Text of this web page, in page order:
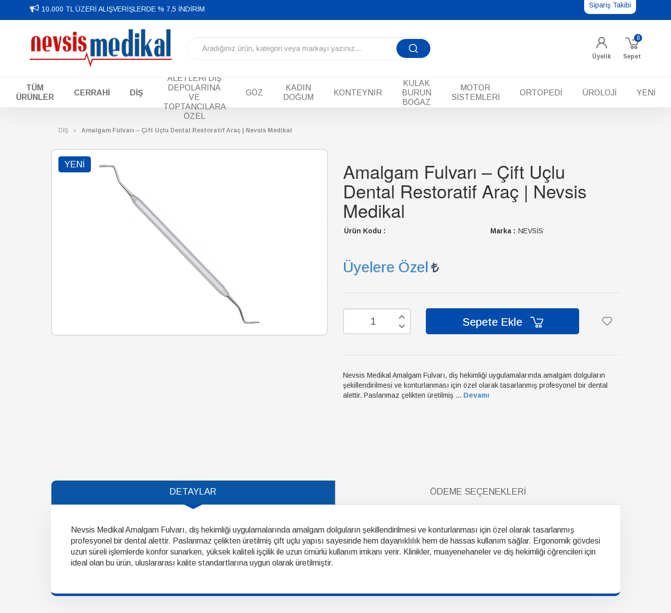
10.000 TL ÜZERİ ALIŞVERİŞLERDE % 7,5 İNDİRİM Sipariş Takibi
Üyelik Sepet
0
TÜM
ÜRÜNLER
CERRAHİ DİŞ
ALETLERİ DİŞ
DEPOLARINA
VE
TOPTANCILARA
ÖZEL
GÖZ
KADIN
DOĞUM
KONTEYNIR
KULAK
BURUN
BOĞAZ
MOTOR
SİSTEMLERİ
ORTOPEDİ ÜROLOJİ YENİ
DİŞ Amalgam Fulvarı – Çift Uçlu Dental Restoratif Araç | Nevsis Medikal
YENI Amalgam Fulvarı – Çift Uçlu
Dental Restoratif Araç | Nevsis
Medikal
Ürün Kodu : Marka : NEVSİS
Üyelere Özel
Sepete Ekle
Nevsis Medikal Amalgam Fulvarı, diş hekimliği uygulamalarında amalgam dolguların
şekillendirilmesi ve konturlanması için özel olarak tasarlanmış profesyonel bir dental
alettir. Paslanmaz çelikten üretilmiş ... Devamı
DETAYLAR ÖDEME SEÇENEKLERI
Nevsis Medikal Amalgam Fulvarı, diş hekimliği uygulamalarında amalgam dolguların şekillendirilmesi ve konturlanması için özel olarak tasarlanmış
profesyonel bir dental alettir. Paslanmaz çelikten üretilmiş çift uçlu yapısı sayesinde hem dayanıklılık hem de hassas kullanım sağlar. Ergonomik gövdesi
uzun süreli işlemlerde konfor sunarken, yüksek kaliteli işçilik ile uzun ömürlü kullanım imkanı verir. Klinikler, muayenehaneler ve diş hekimliği öğrencileri için
ideal olan bu ürün, uluslararası kalite standartlarına uygun olarak üretilmiştir.